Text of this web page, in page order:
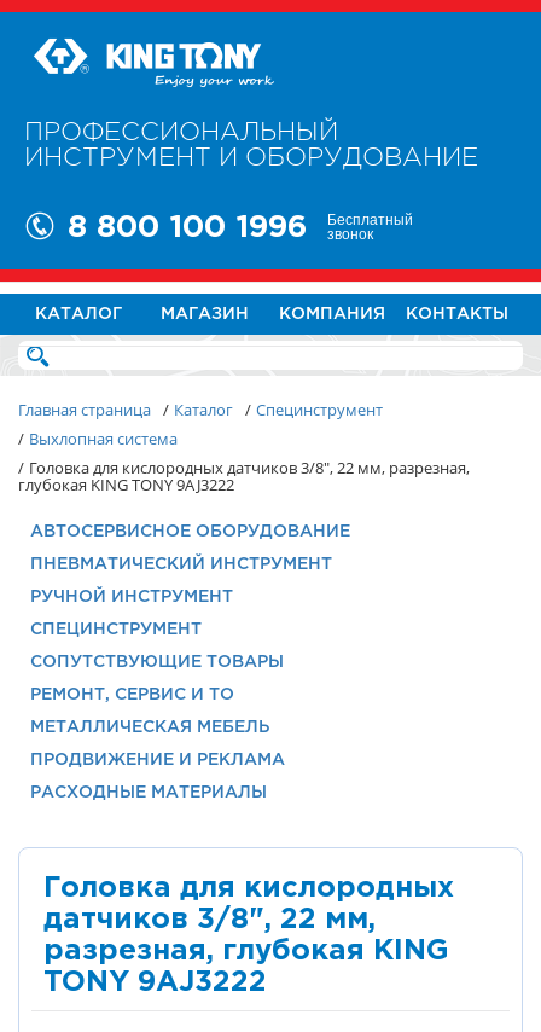
ПРОФЕССИОНАЛЬНЫЙ
ИНСТРУМЕНТ И ОБОРУДОВАНИЕ
8 800 100 1996 Бесплатный
звонок
КАТАЛОГ МАГАЗИН КОМПАНИЯ КОНТАКТЫ
Главная страница / Каталог / Специнструмент
/ Выхлопная система
/ Головка для кислородных датчиков 3/8", 22 мм, разрезная,
глубокая KING TONY 9AJ3222
АВТОСЕРВИСНОЕ ОБОРУДОВАНИЕ
ПНЕВМАТИЧЕСКИЙ ИНСТРУМЕНТ
РУЧНОЙ ИНСТРУМЕНТ
СПЕЦИНСТРУМЕНТ
СОПУТСТВУЮЩИЕ ТОВАРЫ
РЕМОНТ, СЕРВИС И ТО
МЕТАЛЛИЧЕСКАЯ МЕБЕЛЬ
ПРОДВИЖЕНИЕ И РЕКЛАМА
РАСХОДНЫЕ МАТЕРИАЛЫ
Головка для кислородных
датчиков 3/8", 22 мм,
разрезная, глубокая KING
TONY 9AJ3222